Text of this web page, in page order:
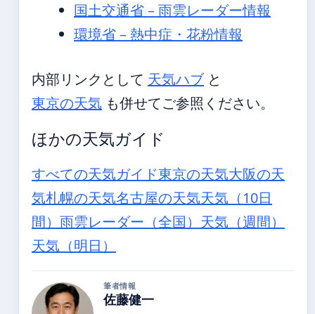
国土交通省 – 雨雲レーダー情報
環境省 – 熱中症・花粉情報
内部リンクとして 天気ハブと
東京の天気 も併せてご参照ください。
ほかの天気ガイド
すべての天気ガイド東京の天気大阪の天
気札幌の天気名古屋の天気天気（10日
間） 雨雲レーダー（全国） 天気（週間）
天気（明日）
筆者情報
佐藤健一